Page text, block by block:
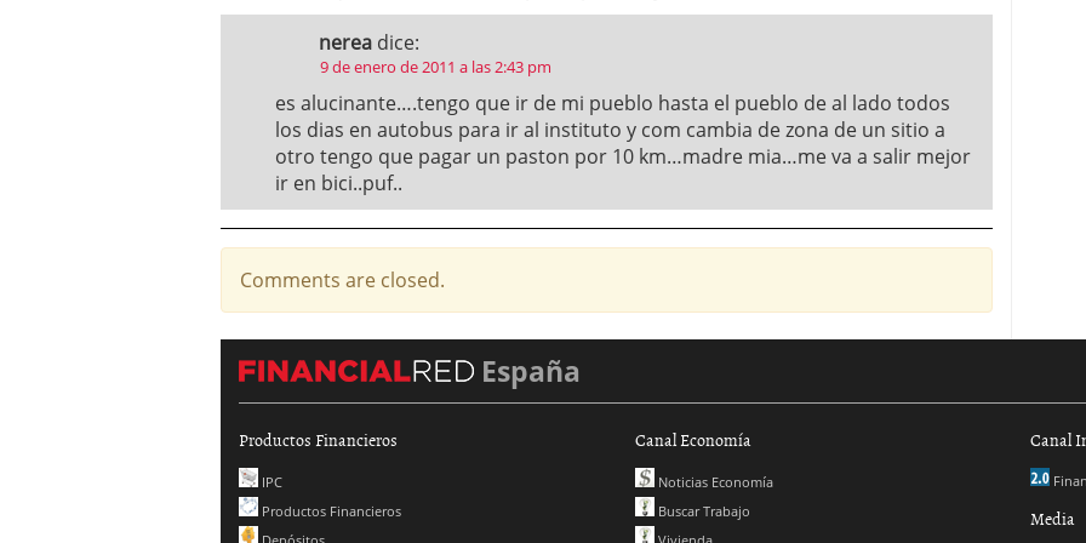
nerea dice:
9 de enero de 2011 a las 2:43 pm
es alucinante….tengo que ir de mi pueblo hasta el pueblo de al lado todos
los dias en autobus para ir al instituto y com cambia de zona de un sitio a
otro tengo que pagar un paston por 10 km…madre mia…me va a salir mejor
ir en bici..puf..
Comments are closed.
España
Productos Financieros
IPC
Productos Financieros
Canal Economía
Noticias Economía
Buscar Trabajo
Canal
Media